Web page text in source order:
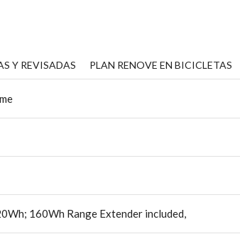
Y REVISADAS PLAN RENOVE EN BICICLETAS
160Wh Range Extender included,